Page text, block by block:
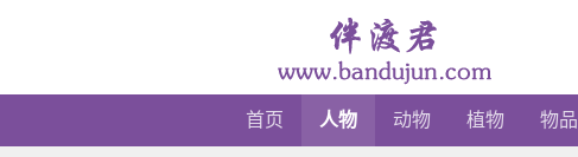
首页 人物 动物 植物 物品